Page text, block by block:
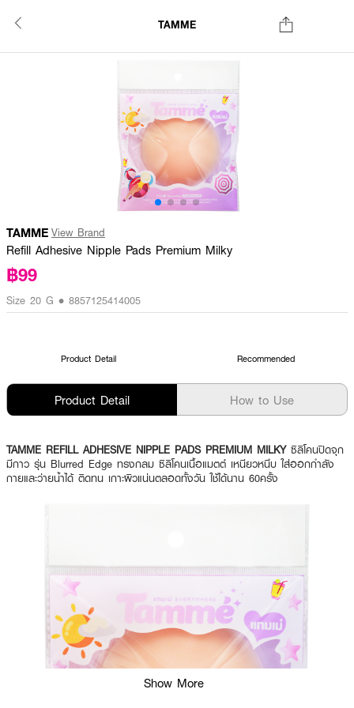
TAMME
TAMME View Brand
Refill Adhesive Nipple Pads Premium Milky
฿99
Size 20 G • 8857125414005
Product Detail Recommended
Product Detail How to Use
TAMME REFILL ADHESIVE NIPPLE PADS PREMIUM MILKY ซิลิโคนปิดจุก
มีกาว รุ่น Blurred Edge ทรงกลม ซิลิโคนเนื้อแมตต์ เหนียวหนึบ ใส่ออกกำลัง
กายและว่ายน้ำได้ ติดทน เกาะผิวแน่นตลอดทั้งวัน ใช้ได้นาน 60ครั้ง
Show More